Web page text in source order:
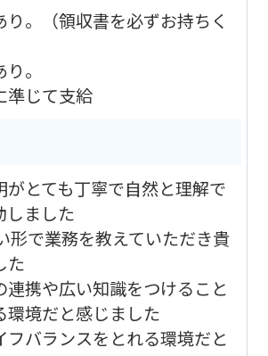
り。（領収書を必ずお持ちく
。
じて支給
がとても丁寧で自然と理解で
しました
形で業務を教えていただき貴
た
連携や広い知識をつけること
環境だと感じました
フバランスをとれる環境だと